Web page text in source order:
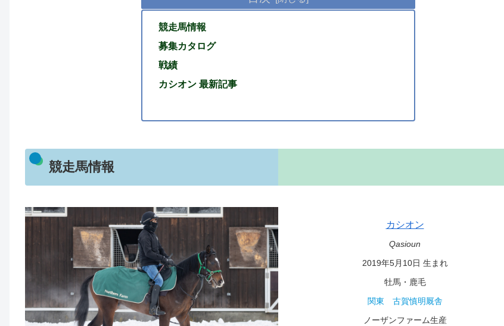
競走馬情報
募集カタログ
戦績
カシオン 最新記事
競走馬情報
カシオン
Qasioun
2019年5月10日 生まれ
牡馬・鹿毛
関東 古賀慎明厩舎
ノーザンファーム生産